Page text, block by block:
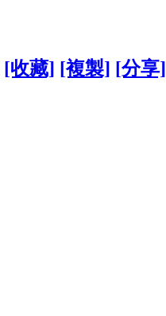
[收藏] [複製] [分享]